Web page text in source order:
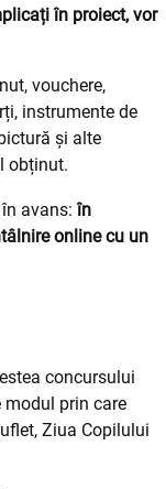
în proiect, vor
vouchere,
instrumente de
și alte
obținut.
avans: în
online cu un
concursului
modul prin care
Ziua Copilului